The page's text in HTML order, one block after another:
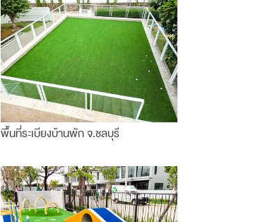
พื้นที่ระเบียงบ้านพัก จ.ชลบุรี